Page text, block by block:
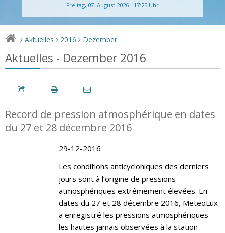
Freitag, 07. August 2026 - 17:25 Uhr
> Aktuelles > 2016 > Dezember
Aktuelles - Dezember 2016
Record de pression atmosphérique en dates
du 27 et 28 décembre 2016
29-12-2016
Les conditions anticycloniques des derniers
jours sont à l’origine de pressions
atmosphériques extrêmement élevées. En
dates du 27 et 28 décembre 2016, MeteoLux
a enregistré les pressions atmosphériques
les hautes jamais observées à la station